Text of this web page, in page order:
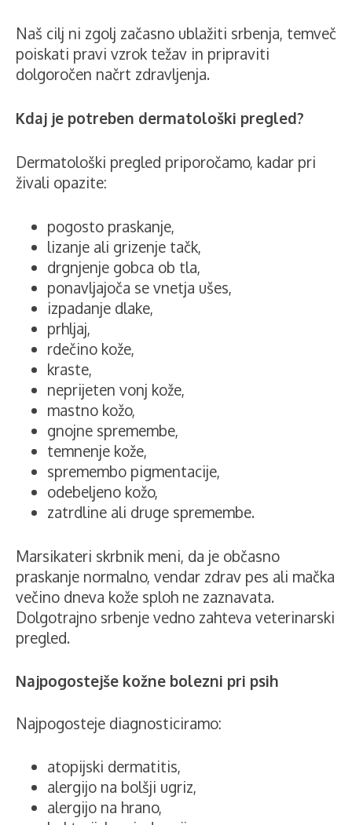
Naš cilj ni zgolj začasno ublažiti srbenja, temveč
poiskati pravi vzrok težav in pripraviti
dolgoročen načrt zdravljenja.
Kdaj je potreben dermatološki pregled?
Dermatološki pregled priporočamo, kadar pri
živali opazite:
pogosto praskanje,
lizanje ali grizenje tačk,
drgnjenje gobca ob tla,
ponavljajoča se vnetja ušes,
izpadanje dlake,
prhljaj,
rdečino kože,
kraste,
neprijeten vonj kože,
mastno kožo,
gnojne spremembe,
temnenje kože,
spremembo pigmentacije,
odebeljeno kožo,
zatrdline ali druge spremembe.
Marsikateri skrbnik meni, da je občasno
praskanje normalno, vendar zdrav pes ali mačka
večino dneva kože sploh ne zaznavata.
Dolgotrajno srbenje vedno zahteva veterinarski
pregled.
Najpogostejše kožne bolezni pri psih
Najpogosteje diagnosticiramo:
atopijski dermatitis,
alergijo na bolšji ugriz,
alergijo na hrano,